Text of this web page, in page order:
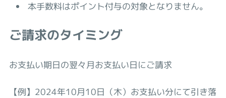
本手数料はポイント付与の対象となりません。
ご請求のタイミング
お支払い期日の翌々月お支払い日にご請求
【例】2024年10月10日（木）お支払い分にて引き落